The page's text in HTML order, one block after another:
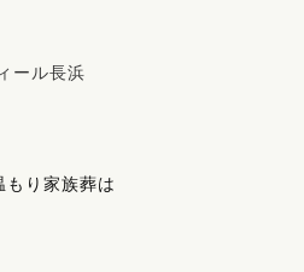
ール長浜
もり家族葬は